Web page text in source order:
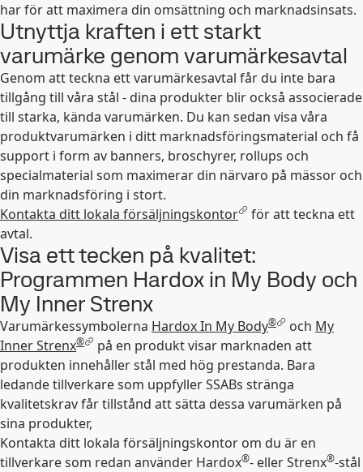
har för att maximera din omsättning och marknadsinsats.
Utnyttja kraften i ett starkt
varumärke genom varumärkesavtal
Genom att teckna ett varumärkesavtal får du inte bara
tillgång till våra stål - dina produkter blir också associerade
till starka, kända varumärken. Du kan sedan visa våra
produktvarumärken i ditt marknadsföringsmaterial och få
support i form av banners, broschyrer, rollups och
specialmaterial som maximerar din närvaro på mässor och
din marknadsföring i stort.
Kontakta ditt lokala försäljningskontor
för att teckna ett
avtal.
Visa ett tecken på kvalitet:
Programmen Hardox in My Body och
My Inner Strenx
Varumärkessymbolerna Hardox In My Body® och My
Inner Strenx®
på en produkt visar marknaden att
produkten innehåller stål med hög prestanda. Bara
ledande tillverkare som uppfyller SSABs stränga
kvalitetskrav får tillstånd att sätta dessa varumärken på
sina produkter,
Kontakta ditt lokala försäljningskontor om du är en
tillverkare som redan använder Hardox®- eller Strenx®-stål